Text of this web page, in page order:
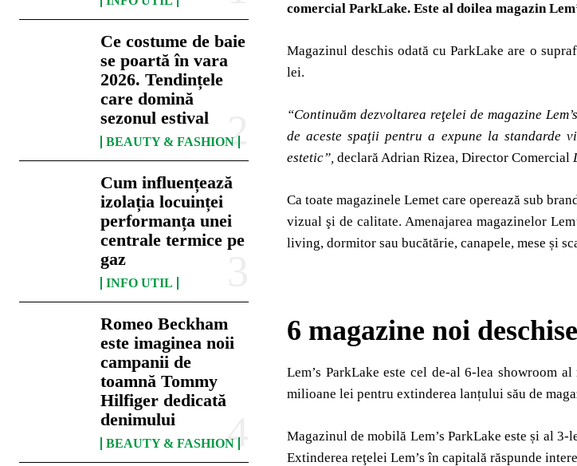
Ce costume de baie
se poartă în vara
2026. Tendințele
care domină
sezonul estival
BEAUTY & FASHION
Cum influențează
izolația locuinței
performanța unei
centrale termice pe
gaz
INFO UTIL
Romeo Beckham
este imaginea noii
campanii de
toamnă Tommy
Hilfiger dedicată
denimului
BEAUTY & FASHION
comercial ParkLake. Este al doilea magazin
Magazinul deschis odată cu ParkLake are o
lei.
“Continuăm dezvoltarea reţelei de magazine
de aceste spaţii pentru a expune la standarde
estetic”, declară Adrian Rizea, Director Comercial
Ca toate magazinele Lemet care operează sub
vizual şi de calitate. Amenajarea magazinelor
living, dormitor sau bucătărie, canapele, mese și
6 magazine noi
Lem’s ParkLake este cel de-al 6-lea showroom
milioane lei pentru extinderea lanțului său de
Magazinul de mobilă Lem’s ParkLake este și al
Extinderea reţelei Lem’s în capitală răspunde